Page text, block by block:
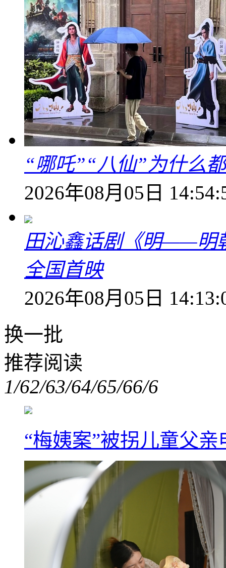
“哪吒”“八仙”为什么
2026年08月05日
田沁鑫话剧《明——明
全国首映
2026年08月05日
换一批
推荐阅读
1/62/63/64/65/66/6
“梅姨案”被拐儿童父